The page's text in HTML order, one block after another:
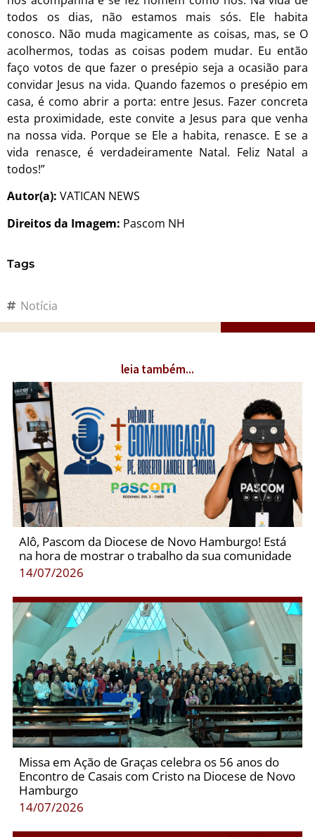
todos os dias, não estamos mais sós. Ele habita
conosco. Não muda magicamente as coisas, mas, se O
acolhermos, todas as coisas podem mudar. Eu então
faço votos de que fazer o presépio seja a ocasião para
convidar Jesus na vida. Quando fazemos o presépio em
casa, é como abrir a porta: entre Jesus. Fazer concreta
esta proximidade, este convite a Jesus para que venha
na nossa vida. Porque se Ele a habita, renasce. E se a
vida renasce, é verdadeiramente Natal. Feliz Natal a
todos!”
Autor(a): VATICAN NEWS
Direitos da Imagem: Pascom NH
Tags
Notícia
leia também...
Alô, Pascom da Diocese de Novo Hamburgo! Está
na hora de mostrar o trabalho da sua comunidade
14/07/2026
Missa em Ação de Graças celebra os 56 anos do
Encontro de Casais com Cristo na Diocese de Novo
Hamburgo
14/07/2026